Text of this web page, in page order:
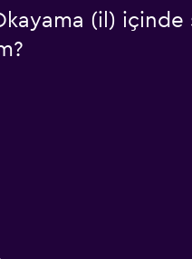
(il) içinde